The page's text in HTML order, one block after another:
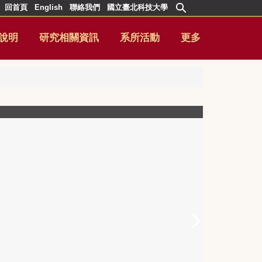
回首頁 English 聯絡我們 國立臺北科技大學
明 研究相關資訊 系所活動 更多